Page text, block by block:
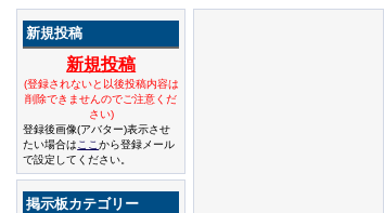
新規投稿
新規投稿
(登録されないと以後投稿内容は
削除できませんのでご注意くだ
さい)
登録後画像(アバター)表示させ
たい場合は ここから登録メール
で設定してください。
掲示板カテゴリー